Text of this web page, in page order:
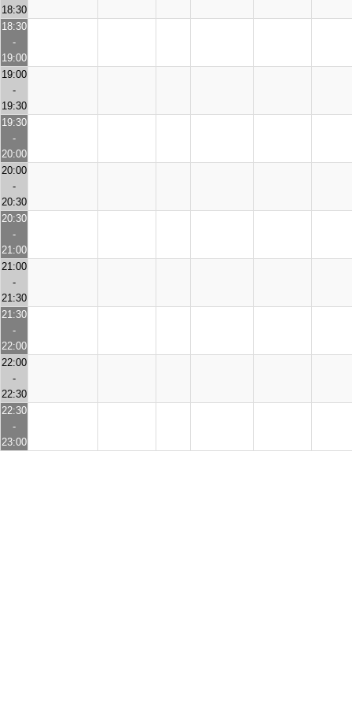
18:30
18:30
-
19:00
19:00
-
19:30
19:30
-
20:00
20:00
-
20:30
20:30
-
21:00
21:00
-
21:30
21:30
-
22:00
22:00
-
22:30
22:30
-
23:00